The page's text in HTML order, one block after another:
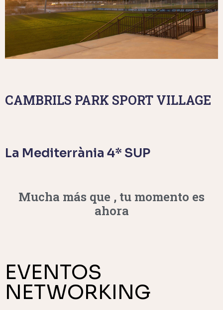
CAMBRILS PARK SPORT VILLAGE
La Mediterrània 4* SUP
Mucha más que , tu momento es
ahora
EVENTOS
NETWORKING